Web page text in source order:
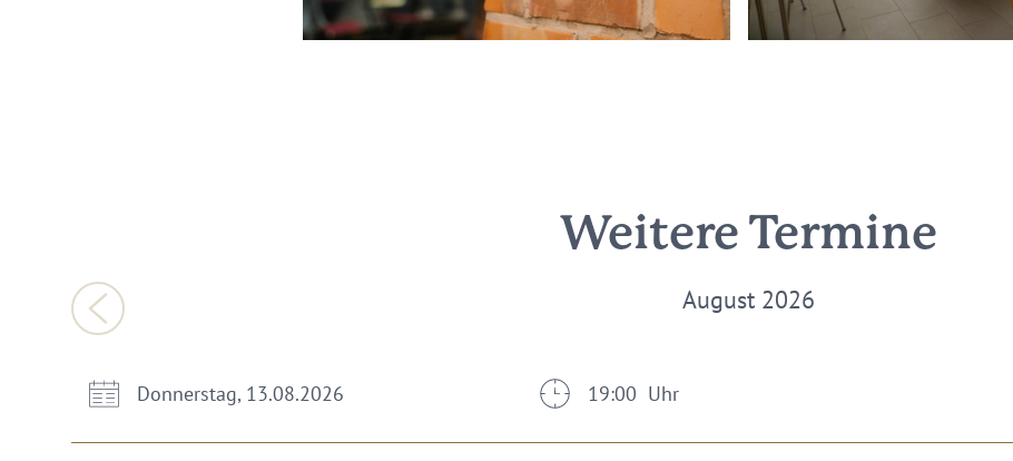
Weitere Termine
August 2026
Donnerstag, 13.08.2026 19:00 Uhr